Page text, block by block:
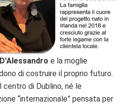
e la moglie
di costruire il proprio futuro.
centro di Dublino, né le
“internazionale” pensata per